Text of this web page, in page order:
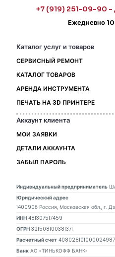
+7 (919) 251-09-90 -
Ежедневно
Каталог услуг и товаров
СЕРВИСНЫЙ РЕМОНТ
КАТАЛОГ ТОВАРОВ
АРЕНДА ИНСТРУМЕНТА
ПЕЧАТЬ НА 3D ПРИНТЕРЕ
Аккаунт клиента
МОИ ЗАЯВКИ
ДЕТАЛИ АККАУНТА
ЗАБЫЛ ПАРОЛЬ
Индивидуальный предприниматель
Юридический адрес
140090б Россия, Московская обл., г.
ИНН 481307517459
ОГРН 321508100381371
Расчетный счет
Банк АО «ТИНЬКОФФ БАНК»